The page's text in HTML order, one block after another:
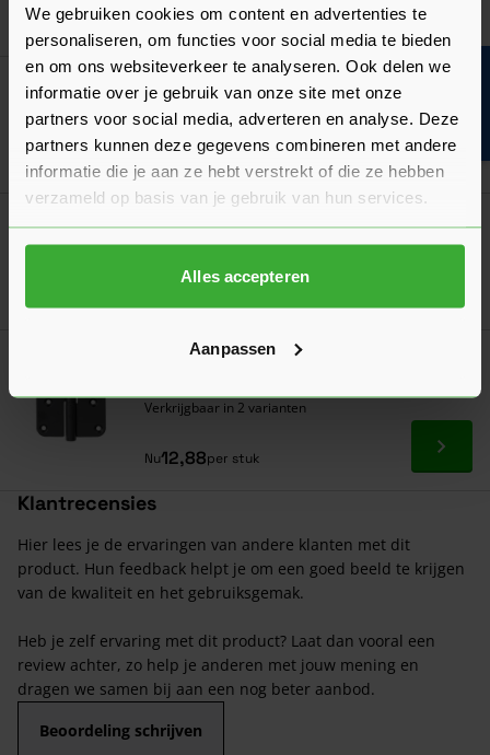
We gebruiken cookies om content en advertenties te
personaliseren, om functies voor social media te bieden
en om ons websiteverkeer te analyseren. Ook delen we
informatie over je gebruik van onze site met onze
partners voor social media, adverteren en analyse. Deze
partners kunnen deze gegevens combineren met andere
informatie die je aan ze hebt verstrekt of die ze hebben
verzameld op basis van je gebruik van hun services.
Alles accepteren
Aanpassen
Nu41,30per set
Skantrae Cilinderrozet Fremont
Verkrijgbaar in 2 varianten
34,30 Ga
Skantrae Nemef Toiletslot 1264
Verkrijgbaar in 3 varianten
Skantrae Paumellescharnier 80x80 mm
Verkrijgbaar in 2 varianten
Nu12,88per stuk Ga
Klantrecensies
Hier lees je de ervaringen van andere klanten met dit
product. Hun feedback helpt je om een goed beeld te krijgen
van de kwaliteit en het gebruiksgemak.
Heb je zelf ervaring met dit product? Laat dan vooral een
review achter, zo help je anderen met jouw mening en
dragen we samen bij aan een nog beter aanbod.
Beoordeling schrijven